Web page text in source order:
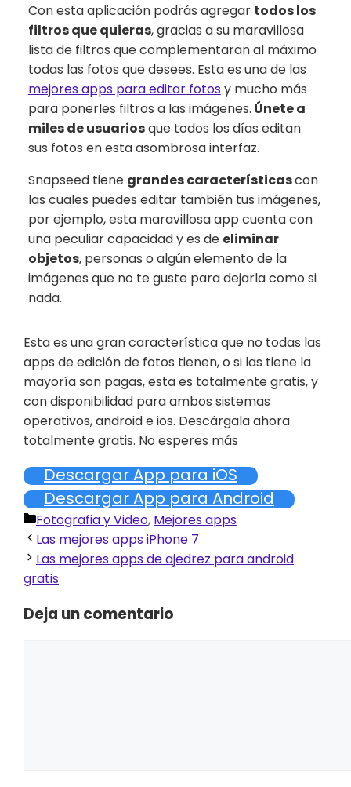
Con esta aplicación podrás agregar todos los
filtros que quieras, gracias a su maravillosa
lista de filtros que complementaran al máximo
todas las fotos que desees. Esta es una de las
mejores apps para editar fotosy mucho más
para ponerles filtros a las imágenes. Únete a
miles de usuariosque todos los días editan
sus fotos en esta asombrosa interfaz.
Snapseed tiene grandes característicascon
las cuales puedes editar también tus imágenes,
por ejemplo, esta maravillosa app cuenta con
una peculiar capacidad y es de eliminar
objetos, personas o algún elemento de la
imágenes que no te guste para dejarla como si
nada.
Esta es una gran característica que no todas las
apps de edición de fotos tienen, o si las tiene la
mayoría son pagas, esta es totalmente gratis, y
con disponibilidad para ambos sistemas
operativos, android e ios. Descárgala ahora
totalmente gratis. No esperes más
Descargar App para iOS
Descargar App para Android
Categorías
Fotografia y Video, Mejores apps
Las mejores apps iPhone 7
Las mejores apps de ajedrez para android
gratis
Deja un comentario